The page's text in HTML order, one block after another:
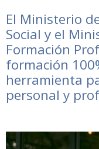
El Ministerio
Social y el
Formación
formación
herramienta
personal y